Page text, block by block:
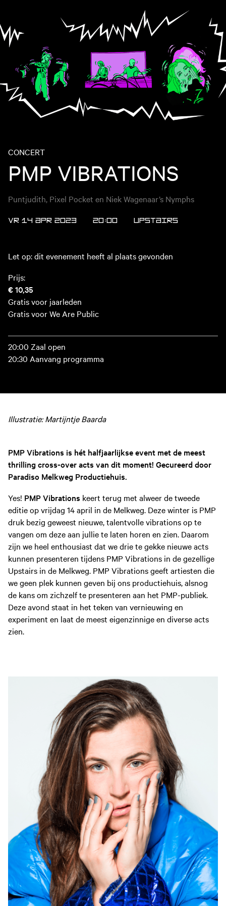
CONCERT
PMP VIBRATIONS
Puntjudith, Pixel Pocket en Niek Wagenaar’s Nymphs
VR 14 APR 2023 20:00 Upstairs
Let op: dit evenement heeft al plaats gevonden
Prijs:
€ 10,35
Gratis voor jaarleden
Gratis voor We Are Public
20:00 Zaal open
20:30 Aanvang programma
Illustratie: Martijntje Baarda
PMP Vibrations is hét halfjaarlijkse event met de meest
thrilling cross-over acts van dit moment! Gecureerd door
Paradiso Melkweg Productiehuis.
Yes! PMP Vibrations keert terug met alweer de tweede
editie op vrijdag 14 april in de Melkweg. Deze winter is PMP
druk bezig geweest nieuwe, talentvolle vibrations op te
vangen om deze aan jullie te laten horen en zien. Daarom
zijn we heel enthousiast dat we drie te gekke nieuwe acts
kunnen presenteren tijdens PMP Vibrations in de gezellige
Upstairs in de Melkweg. PMP Vibrations geeft artiesten die
we geen plek kunnen geven bij ons productiehuis, alsnog
de kans om zichzelf te presenteren aan het PMP-publiek.
Deze avond staat in het teken van vernieuwing en
experiment en laat de meest eigenzinnige en diverse acts
zien.